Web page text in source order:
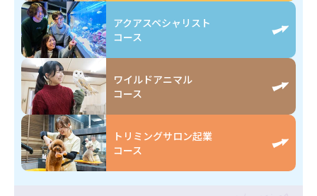
アクアスペシャリスト
コース
ワイルドアニマル
コース
トリミングサロン起業
コース